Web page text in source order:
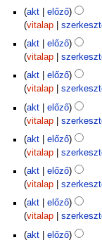
e
s
z
t
é
s
ö
s
s
z
f
o
g
l
a
N
n
c
s
s
z
r
k
e
s
z
t
s
i
ö
akt előző
vitalap
N
n
c
s
s
z
r
k
e
s
z
t
2007.
december
akt előző
vitalap
N
n
c
s
s
z
r
k
e
s
z
akt előző
vitalap
N
n
c
s
s
z
r
k
e
akt előző
vitalap
N
n
c
s
s
z
akt előző
vitalap
N
n
c
s
s
akt előző
vitalap
N
n
c
akt előző
vitalap
N
akt előző